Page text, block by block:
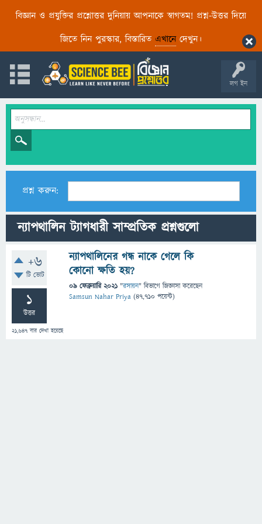
বিজ্ঞান ও প্রযুক্তির প্রশ্নোত্তর দুনিয়ায় আপনাকে স্বাগতম! প্রশ্ন-উত্তর দিয়ে
জিতে নিন পুরস্কার, বিস্তারিত এখানেদেখুন।
লগ ইন
প্রশ্ন করুন:
ন্যাপথালিন ট্যাগধারী সাম্প্রতিক প্রশ্নগুলো
+6
টি ভোট
1
উত্তর
21,647 বার দেখা হয়েছে
ন্যাপথালিনের গন্ধ নাকে গেলে কি
কোনো ক্ষতি হয়?
09 ফেব্রুয়ারি 2021 "রসায়ন" বিভাগে জিজ্ঞাসাকরেছেন
Samsun Nahar Priya (47,710 পয়েন্ট)